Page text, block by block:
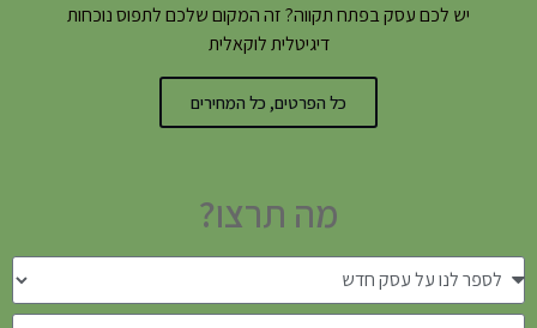
יש לכם עסק בפתח תקווה? זה המקום שלכם לתפוס נוכחות
דיגיטלית לוקאלית
כל הפרטים, כל המחירים
מה תרצו?